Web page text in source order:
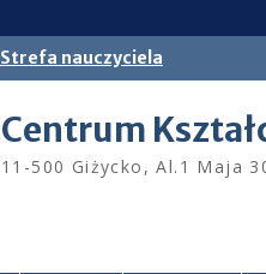
Strefa nauczyciela
Centrum
11-500 Giżycko, Al.1 Maja